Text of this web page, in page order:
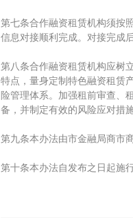
第七条合作融资租赁机构须按
信息对接顺利完成。对接完成
第八条合作融资租赁机构应树
特点，量身定制特色融资租赁
险管理体系。加强租前审查、
备，并制定有效的风险应对措
第九条本办法由市金融局商市
第十条本办法自发布之日起施